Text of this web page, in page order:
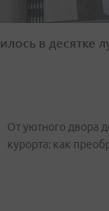
в десятке
От уютного двора
курорта: как